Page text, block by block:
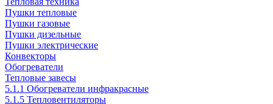
Пушки тепловые
Пушки газовые
Пушки дизельные
Пушки электрические
Конвекторы
Обогреватели
Тепловые завесы
5.1.1 Обогреватели инфракрасные
5.1.5 Тепловентиляторы